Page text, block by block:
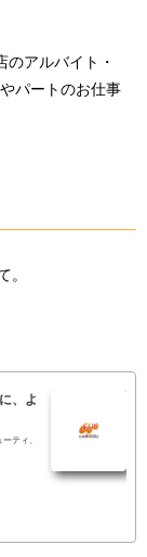
アルバイト・
パートのお仕事
。
、よ
ティ、